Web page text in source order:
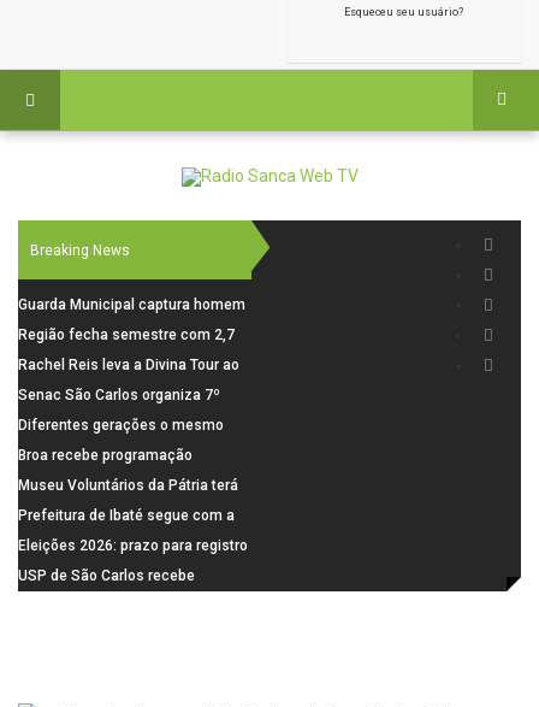
Esqueceu seu usuário?
Breaking News
Guarda Municipal captura homem
procurado pela Justiça durante
patrulhamento em São Carlos
Região fecha semestre com 2,7
mil novosempregos e retoma
saldo positivo em junho
Rachel Reis leva a Divina Tour ao
interior de São Paulo com shows
inéditos em São Carlos e Jundiaí
Senac São Carlos organiza 7º
Fórum Internacional Senac de
Educadores com debates sobre
pensamento crítico, leitura e
diversidade
Diferentes gerações o mesmo
amor: pais do Saae contam como
a paternidade transformou suas
histórias
Broa recebe programação
esportiva com corrida, vela e
demonstração de paramotor
Museu Voluntários da Pátria terá
horário especial nesta segunda-
feira (10)
Prefeitura de Ibaté segue com a
Campanha do Agasalho segue
durante o mês de agosto
Eleições 2026: prazo para registro
de candidaturas acaba em 15 de
USP de São Carlos recebe